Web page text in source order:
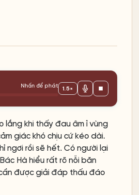
Nhấn để phát 1.5×
lắng khi thấy đau âm ỉ vùng
giác khó chịu cứ kéo dài.
ngơi rồi sẽ hết. Có người lại
Hà hiểu rất rõ nỗi băn
được giải đáp thấu đáo